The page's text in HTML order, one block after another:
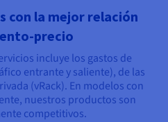
con la mejor relación
precio
incluye los gastos de
entrante y saliente), de las
(vRack). En modelos con
nuestros productos son
competitivos.